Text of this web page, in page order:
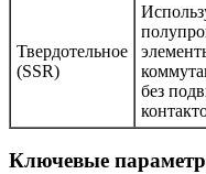
Твердотельное
(SSR)
без
Ключевые